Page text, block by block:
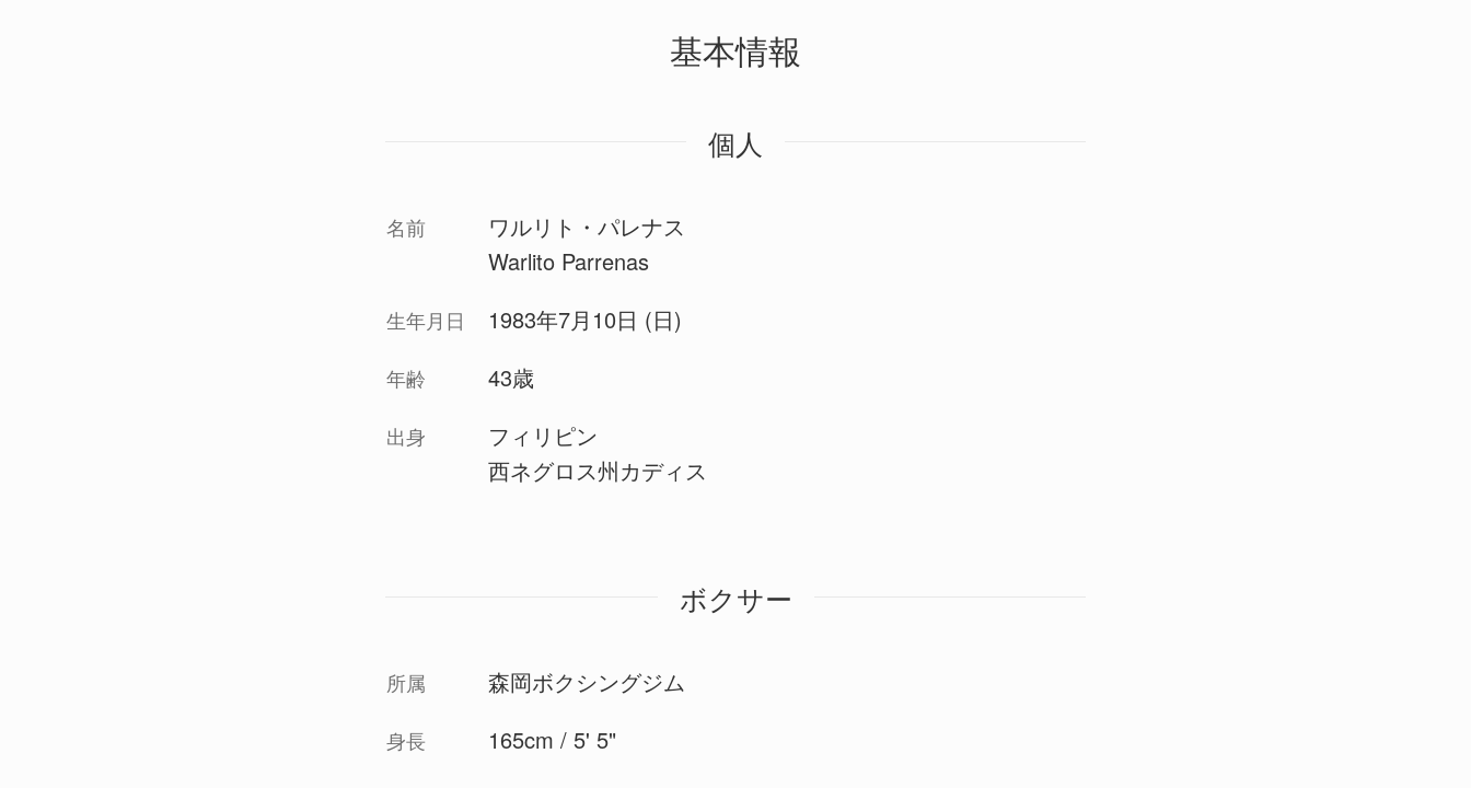
基本情報
個人
名前
ワルリト・パレナス
Warlito Parrenas
生年月日 1983年7月10日 (日)
年齢 43歳
出身
フィリピン
西ネグロス州カディス
ボクサー
所属 森岡ボクシングジム
身長 165cm / 5' 5"